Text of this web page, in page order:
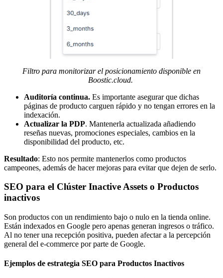
Filtro para monitorizar el posicionamiento disponible en
Boostic.cloud.
Auditoría continua. Es importante asegurar que dichas
páginas de producto carguen rápido y no tengan errores en la
indexación.
Actualizar la PDP. Mantenerla actualizada añadiendo
reseñas nuevas, promociones especiales, cambios en la
disponibilidad del producto, etc.
Resultado: Esto nos permite mantenerlos como productos
campeones, además de hacer mejoras para evitar que dejen de serlo.
SEO para el Clúster Inactive Assets o Productos
inactivos
Son productos con un rendimiento bajo o nulo en la tienda online.
Están indexados en Google pero apenas generan ingresos o tráfico.
Al no tener una recepción positiva, pueden afectar a la percepción
general del e-commerce por parte de Google.
Ejemplos de estrategia SEO para Productos Inactivos